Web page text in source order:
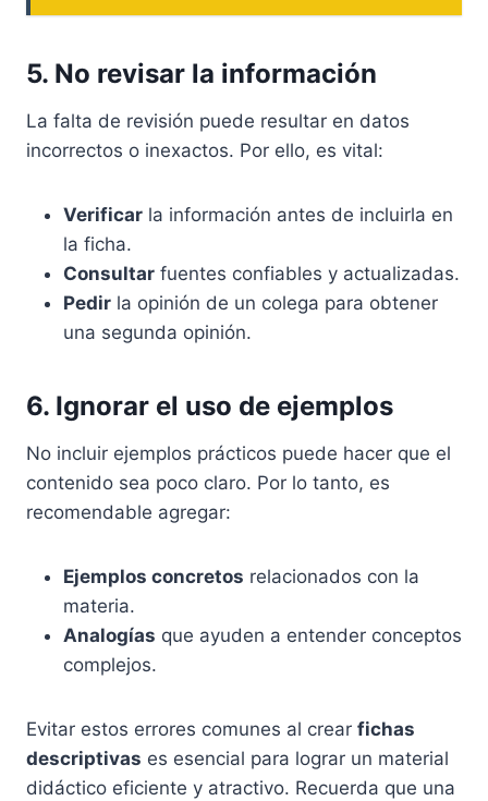
5. No revisar la información
La falta de revisión puede resultar en datos
incorrectos o inexactos. Por ello, es vital:
Verificar la información antes de incluirla en
la ficha.
Consultar fuentes confiables y actualizadas.
Pedir la opinión de un colega para obtener
una segunda opinión.
6. Ignorar el uso de ejemplos
No incluir ejemplos prácticos puede hacer que el
contenido sea poco claro. Por lo tanto, es
recomendable agregar:
Ejemplos concretos relacionados con la
materia.
Analogías que ayuden a entender conceptos
complejos.
Evitar estos errores comunes al crear fichas
descriptivas es esencial para lograr un material
didáctico eficiente y atractivo. Recuerda que una